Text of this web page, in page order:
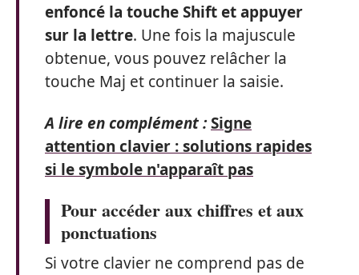
enfoncé la touche Shift et appuyer
sur la lettre. Une fois la majuscule
obtenue, vous pouvez relâcher la
touche Maj et continuer la saisie.
A lire en complément :Signe
attention clavier : solutions rapides
si le symbole n'apparaît pas
Pour accéder aux chiffres et aux
ponctuations
Si votre clavier ne comprend pas de